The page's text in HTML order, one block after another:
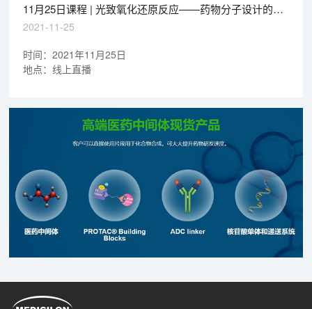
11月25日课程 | 光致氧化还原反应——药物分子设计的关
键策略
2021-11-25
时间：2021年11月25日
地点：线上直播